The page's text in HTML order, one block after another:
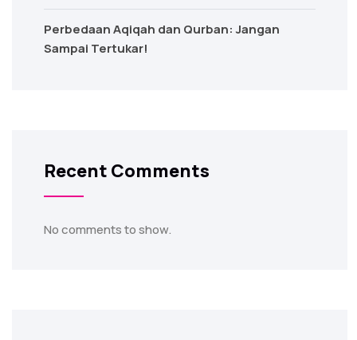
Perbedaan Aqiqah dan Qurban: Jangan
Sampai Tertukar!
Recent Comments
No comments to show.